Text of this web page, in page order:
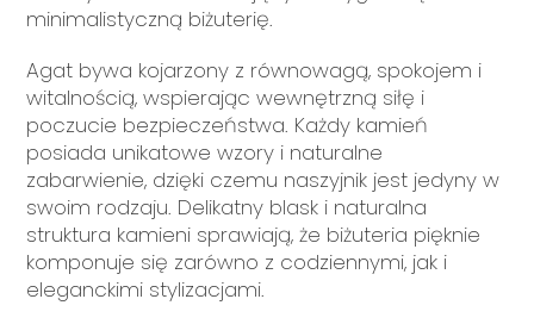
minimalistyczną biżuterię.
Agat bywa kojarzony z równowagą, spokojem i
witalnością, wspierając wewnętrzną siłę i
poczucie bezpieczeństwa. Każdy kamień
posiada unikatowe wzory i naturalne
zabarwienie, dzięki czemu naszyjnik jest jedyny w
swoim rodzaju. Delikatny blask i naturalna
struktura kamieni sprawiają, że biżuteria pięknie
komponuje się zarówno z codziennymi, jak i
eleganckimi stylizacjami.